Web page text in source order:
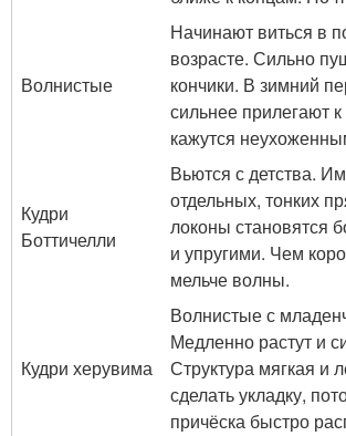
Волнистые
Начинают виться в
возрасте. Сильно
кончики. В зимний
сильнее прилегают
кажутся
Кудри
Боттичелли
Вьются с детства.
отдельных, тонких
локоны становятся
и упругими. Чем
мельче волны.
Кудри херувима
Волнистые с
Медленно растут и
Структура мягкая и
сделать укладку,
причёска быстро